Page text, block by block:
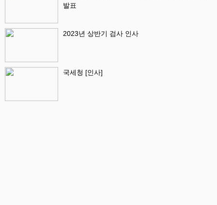
발표
2023년 상반기 검사 인사
국세청 [인사]